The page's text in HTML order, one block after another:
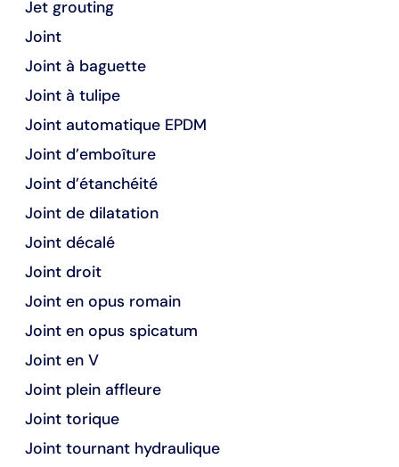
Jet grouting
Joint
Joint à baguette
Joint à tulipe
Joint automatique EPDM
Joint d’emboîture
Joint d’étanchéité
Joint de dilatation
Joint décalé
Joint droit
Joint en opus romain
Joint en opus spicatum
Joint en V
Joint plein affleure
Joint torique
Joint tournant hydraulique